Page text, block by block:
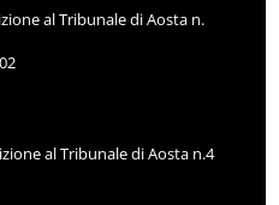
al Tribunale di Aosta n.
al Tribunale di Aosta n.4